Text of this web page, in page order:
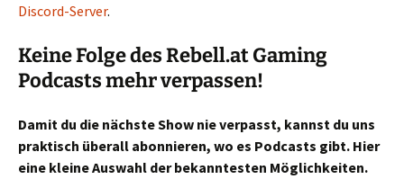
Discord-Server.
Keine Folge des Rebell.at Gaming
Podcasts mehr verpassen!
Damit du die nächste Show nie verpasst, kannst du uns
praktisch überall abonnieren, wo es Podcasts gibt. Hier
eine kleine Auswahl der bekanntesten Möglichkeiten.